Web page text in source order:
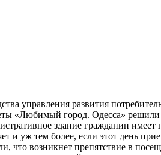
управления развития
«Любимый город. Одесса» решили
здание гражданин имеет
и уж тем более, если этот день
что возникнет препятствие в